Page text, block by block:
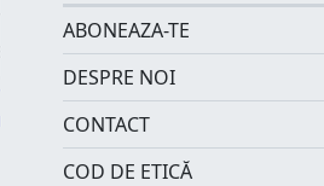
calculatorul dvs.? Pe
deja din Windows
Windows, acum există
Dispozitive, în Setări
ABONEAZA-TE
DESPRE NOI
CONTACT
COD DE ETICĂ